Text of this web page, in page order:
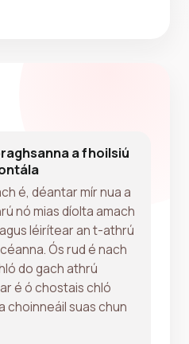
a fhoilsiú
é, déantar mír nua a
nó mias díolta amach
léirítear an t-athrú
Ós rud é nach
do gach athrú
é ó chostais chló
choinneáil suas chun